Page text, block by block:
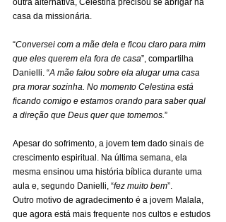
outra alternativa, Celestina precisou se abrigar na
casa da missionária.
“Conversei com a mãe dela e ficou claro para mim
que eles querem ela fora de casa”, compartilha
Danielli. “A mãe falou sobre ela alugar uma casa
pra morar sozinha. No momento Celestina está
ficando comigo e estamos orando para saber qual
a direção que Deus quer que tomemos.”
Apesar do sofrimento, a jovem tem dado sinais de
crescimento espiritual. Na última semana, ela
mesma ensinou uma história bíblica durante uma
aula e, segundo Danielli, “fez muito bem”.
Outro motivo de agradecimento é a jovem Malala,
que agora está mais frequente nos cultos e estudos